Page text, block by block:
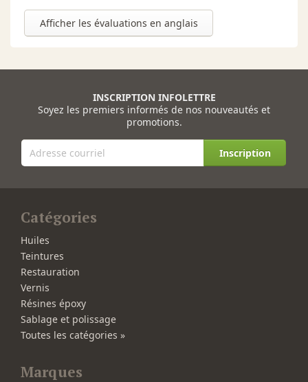
Afficher les évaluations en anglais
INSCRIPTION INFOLETTRE
Soyez les premiers informés de nos nouveautés et
promotions.
Inscription
Catégories
Huiles
Teintures
Restauration
Vernis
Résines époxy
Sablage et polissage
Toutes les catégories »
Marques